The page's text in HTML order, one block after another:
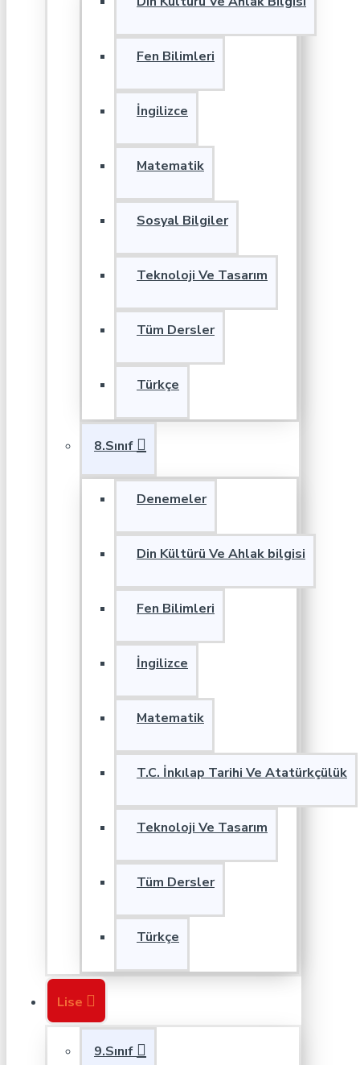
Fen Bilimleri
İngilizce
Matematik
Sosyal Bilgiler
Teknoloji Ve Tasarım
Tüm Dersler
Türkçe
8.Sınıf
Denemeler
Din Kültürü Ve Ahlak bilgisi
Fen Bilimleri
İngilizce
Matematik
T.C. İnkılap Tarihi Ve Atatürkçülük
Teknoloji Ve Tasarım
Tüm Dersler
Türkçe
Lise
9.Sınıf